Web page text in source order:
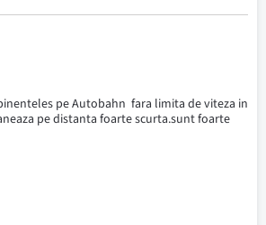
pe Autobahn  fara limita de viteza in
pe distanta foarte scurta.sunt foarte